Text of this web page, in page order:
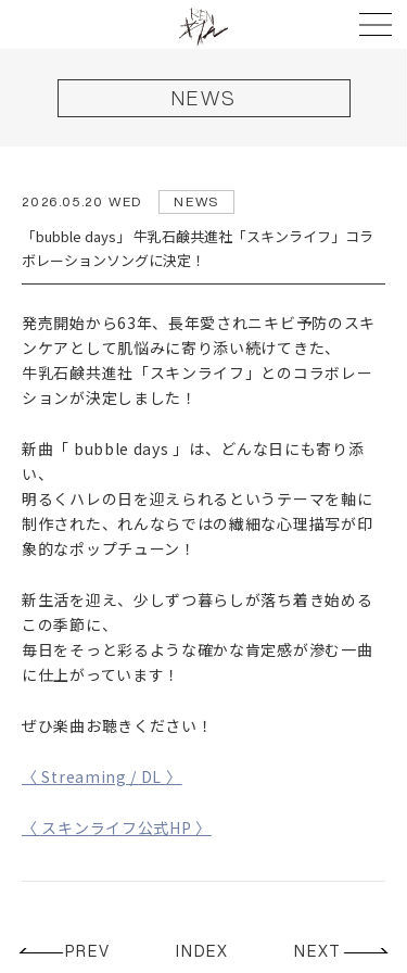
NEWS
LIVE
PROFILE
GOODS
CONTACT
NEWS
2026.05.20 WED NEWS
「bubble days」 牛乳石鹸共進社「スキンライフ」コラ
ボレーションソングに決定！
発売開始から63年、長年愛されニキビ予防のスキ
ンケアとして肌悩みに寄り添い続けてきた、
牛乳石鹸共進社「スキンライフ」とのコラボレー
ションが決定しました！
新曲「 bubble days 」は、どんな日にも寄り添
い、
明るくハレの日を迎えられるというテーマを軸に
制作された、れんならではの繊細な心理描写が印
象的なポップチューン！
新生活を迎え、少しずつ暮らしが落ち着き始める
この季節に、
毎日をそっと彩るような確かな肯定感が滲む一曲
に仕上がっています！
ぜひ楽曲お聴きください！
〈 Streaming / DL 〉
〈 スキンライフ公式HP 〉
PREV INDEX NEXT